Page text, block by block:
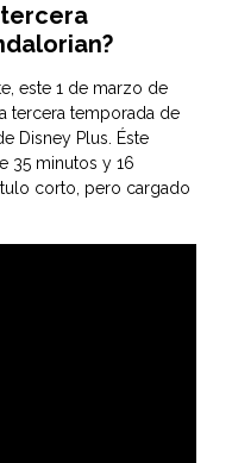
tercera
este 1 de marzo de
tercera temporada de
Disney Plus. Éste
35 minutos y 16
corto, pero cargado